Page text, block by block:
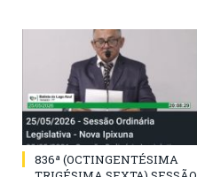
836ª (OCTINGENTÉSIMA